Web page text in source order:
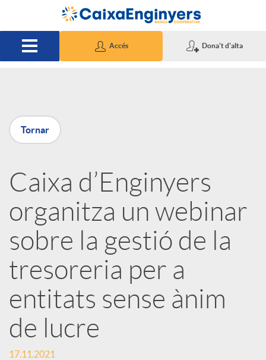
Salta al contingut principal
Accés Dona't d'alta
P
u
b
l
i
c
a
Tornar
Caixa d’Enginyers
organitza un webinar
sobre la gestió de la
tresoreria per a
entitats sense ànim
de lucre
17.11.2021